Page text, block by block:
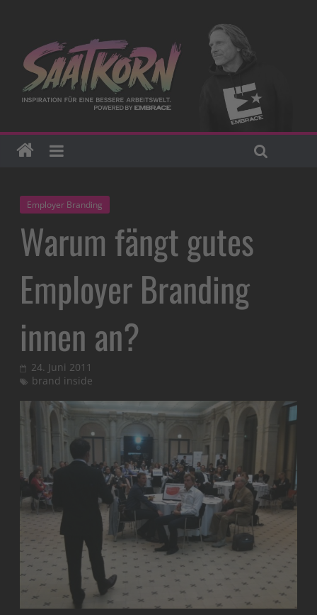
Employer Branding
Warum fängt gutes
Employer Branding
innen an?
24. Juni 2011
brand inside